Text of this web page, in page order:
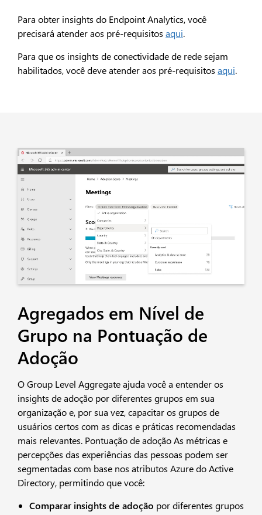
Para obter insights do Endpoint Analytics, você
precisará atender aos pré-requisitos aqui.
Para que os insights de conectividade de rede sejam
habilitados, você deve atender aos pré-requisitos aqui.
Agregados em Nível de
Grupo na Pontuação de
Adoção
O Group Level Aggregate ajuda você a entender os
insights de adoção por diferentes grupos em sua
organização e, por sua vez, capacitar os grupos de
usuários certos com as dicas e práticas recomendadas
mais relevantes. Pontuação de adoção As métricas e
percepções das experiências das pessoas podem ser
segmentadas com base nos atributos Azure do Active
Directory, permitindo que você:
Comparar insights de adoção por diferentes grupos